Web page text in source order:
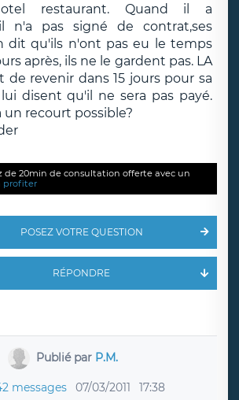
restaurant. Quand il a
n'a pas signé de contrat,ses
dit qu'ils n'ont pas eu le temps
après, ils ne le gardent pas. LA
de revenir dans 15 jours pour sa
disent qu'il ne sera pas payé.
un recourt possible?
de 20min de consultation offerte avec un
profiter
POSEZ VOTRE QUESTION
RÉPONDRE
Publié par P.M.
messages 07/03/2011 17:38